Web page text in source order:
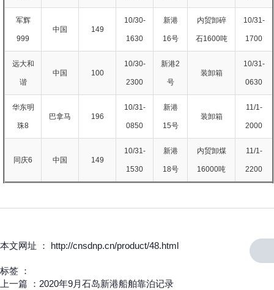
军辉
999
中国 149
10/30-
1630
新港
16号
内贸卸碎
石1600吨
10/31-
1700
远大和
谐
中国 100
10/30-
2300
新港2
号
装卸箱
10/31-
0630
华东明
珠8
巴拿马 196
10/31-
0850
新港
15号
装卸箱
11/1-
2000
同庆6 中国 149
10/31-
1530
新港
18号
内贸卸煤
16000吨
11/1-
2200
本文网址 ： http://cnsdnp.cn/product/48.html
标签 ：
上一篇 ： 2020年9月石岛新港船舶靠泊记录